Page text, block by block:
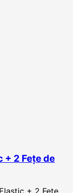
+ 2 Fețe de
+ 2 Fețe